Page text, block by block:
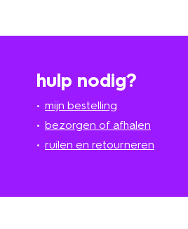
hulp nodig?
mijn bestelling
bezorgen of afhalen
ruilen en retourneren